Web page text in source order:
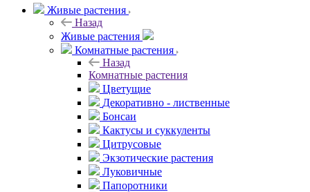
Живые растения
Назад
Живые растения
Комнатные растения
Назад
Комнатные растения
Цветущие
Декоративно - лиственные
Бонсаи
Кактусы и суккуленты
Цитрусовые
Экзотические растения
Луковичные
Папоротники